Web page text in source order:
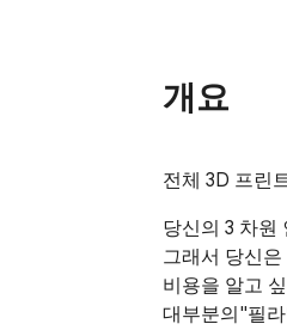
개요
전체 3D 프린
당신의 3 차
그래서 당신
비용을 알고
대부분의"필